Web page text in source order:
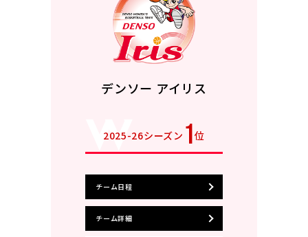
デンソー アイリス
2025-26シーズン 1位
チーム日程
チーム詳細